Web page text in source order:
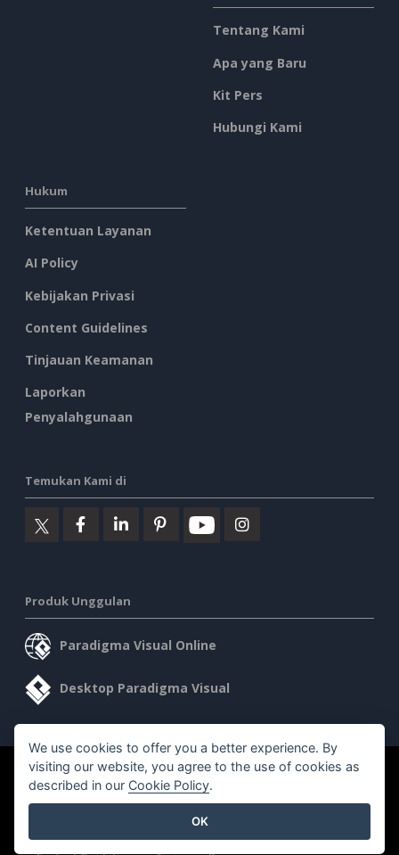
Tentang Kami
Apa yang Baru
Kit Pers
Hubungi Kami
Hukum
Ketentuan Layanan
AI Policy
Kebijakan Privasi
Content Guidelines
Tinjauan Keamanan
Laporkan
Penyalahgunaan
Temukan Kami di
Produk Unggulan
Paradigma Visual Online
Desktop Paradigma Visual
©2026 by Visual Paradigm. Semua hak cipta dilindungi undang-
undang.
We use cookies to offer you a better experience. By
visiting our website, you agree to the use of cookies as
described in our Cookie Policy.
OK